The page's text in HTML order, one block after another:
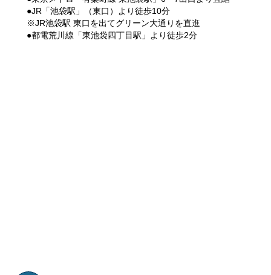
●JR「池袋駅」（東口）より徒歩10分
※JR池袋駅 東口を出てグリーン大通りを直進
●都電荒川線「東池袋四丁目駅」より徒歩2分